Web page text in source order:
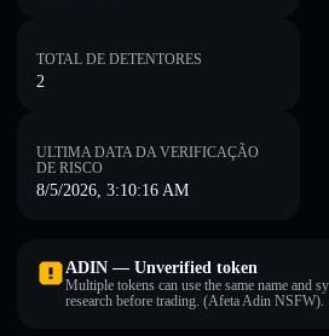
TOTAL DE DETENTORES
2
ULTIMA DATA DA VERIFICAÇÃO
DE RISCO
8/5/2026, 3:10:16 AM
ADIN — Unverified token
Multiple tokens can use the same name and
research before trading. (Afeta Adin NSFW).